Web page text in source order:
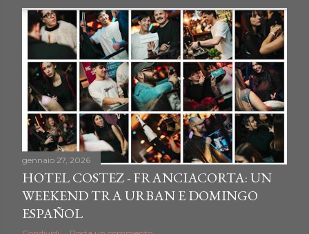
gennaio 27, 2026
HOTEL COSTEZ - FRANCIACORTA: UN
WEEKEND TRA URBAN E DOMINGO
ESPAÑOL